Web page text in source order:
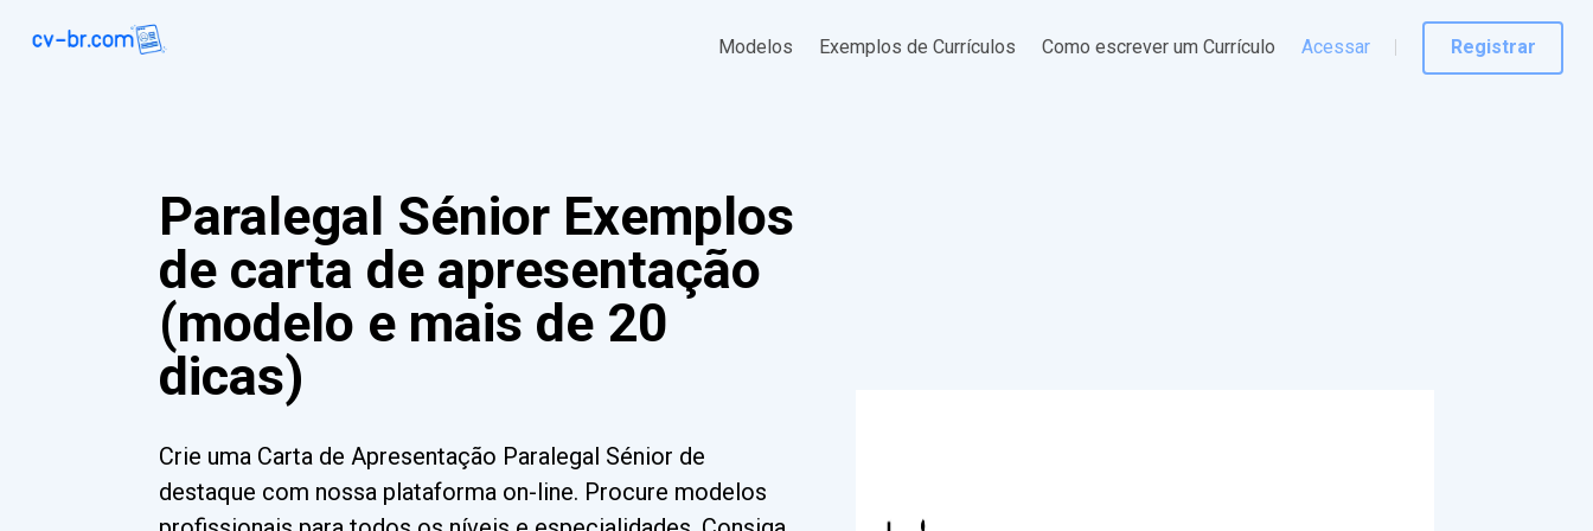
Modelos Exemplos de Currículos Como escrever um Currículo Acessar Registrar
Paralegal Sénior Exemplos
de carta de apresentação
(modelo e mais de 20
dicas)
Crie uma Carta de Apresentação Paralegal Sénior de
destaque com nossa plataforma on-line. Procure modelos